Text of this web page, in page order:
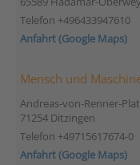
Telefon +496433947610
Anfahrt (Google Maps)
Mensch und
Andreas-von-Renner-
71254 Ditzingen
Telefon +49715617674-0
Anfahrt (Google Maps)